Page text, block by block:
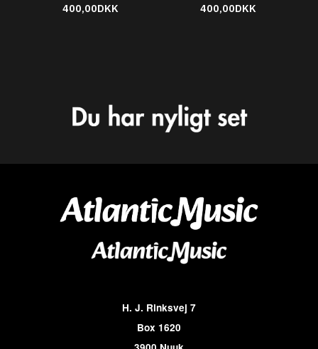
400,00DKK
400,00DKK
H. J. Rinksvej 7
Box 1620